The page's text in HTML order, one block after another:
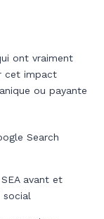
ont vraiment
cet impact
ou payante
Search
avant et